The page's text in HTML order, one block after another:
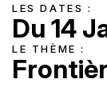
LES DATES :
Du 14
LE THÈME :